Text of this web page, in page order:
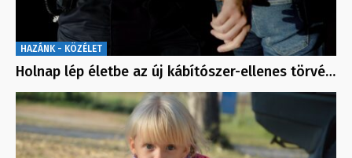
HAZÁNK - KÖZÉLET
Holnap lép életbe az új kábítószer-ellenes törvé…